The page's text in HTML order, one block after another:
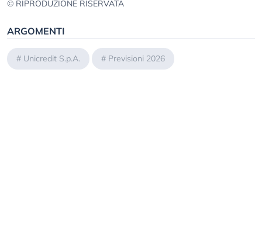
© RIPRODUZIONE RISERVATA
ARGOMENTI
# Unicredit S.p.A. # Previsioni 2026